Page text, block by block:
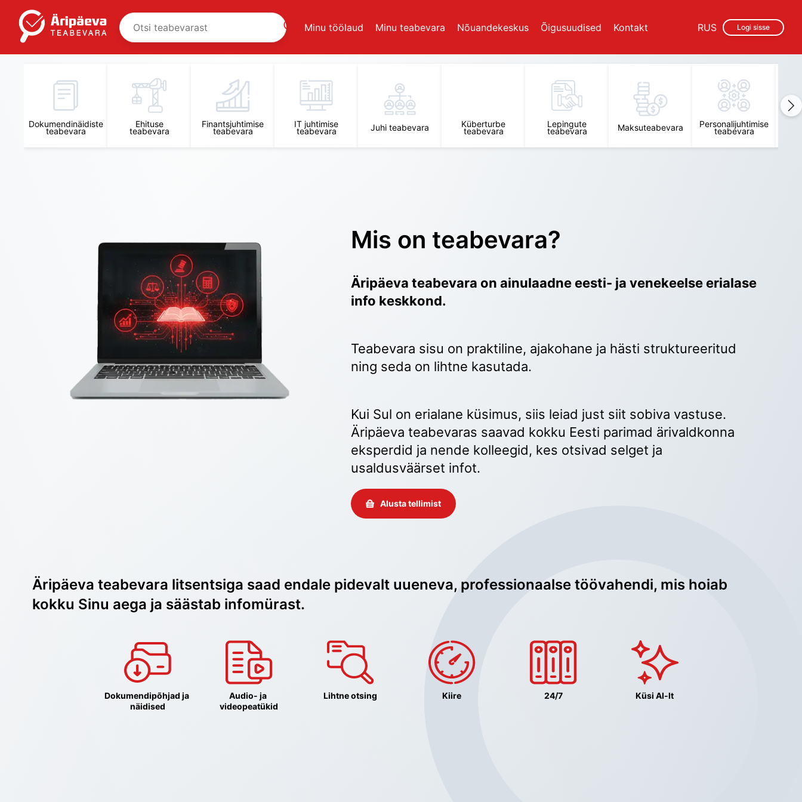
Minu töölaud Minu teabevara Nõuandekeskus Õigusuudised Kontakt Logi sisse
RUS
Dokumendinäidiste
teabevara
Ehituse
teabevara
Finantsjuhtimise
teabevara
IT juhtimise
teabevara Juhi teabevara Küberturbe
teabevara
Lepingute
teabevara Maksuteabevara Personalijuhtimise
teabevara
Mis on teabevara?
Äripäeva teabevara on ainulaadne eesti- ja venekeelse erialase
info keskkond.
Teabevara sisu on praktiline, ajakohane ja hästi struktureeritud
ning seda on lihtne kasutada.
Kui Sul on erialane küsimus, siis leiad just siit sobiva vastuse.
Äripäeva teabevaras saavad kokku Eesti parimad ärivaldkonna
eksperdid ja nende kolleegid, kes otsivad selget ja
usaldusväärset infot.
Alusta tellimist
Äripäeva teabevara litsentsiga saad endale pidevalt uueneva, professionaalse töövahendi, mis hoiab
kokku Sinu aega ja säästab infomürast.
Dokumendipõhjad ja
näidised
Audio- ja
videopeatükid
Lihtne otsing Kiire 24/7 Küsi AI-lt